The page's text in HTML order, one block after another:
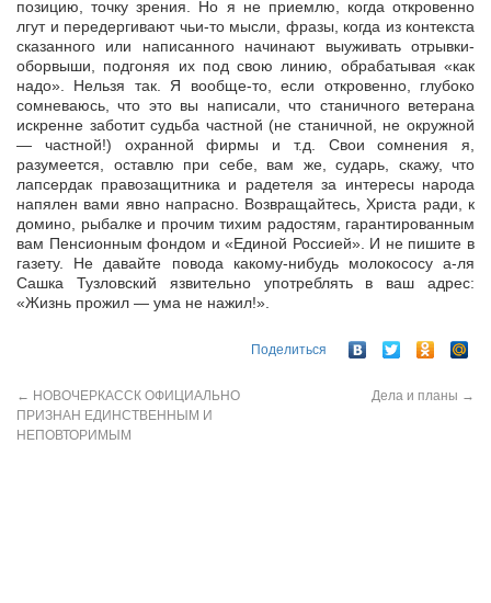
позицию, точку зрения. Но я не приемлю, когда откровенно
лгут и передергивают чьи-то мысли, фразы, когда из контекста
сказанного или написанного начинают выуживать отрывки-
оборвыши, подгоняя их под свою линию, обрабатывая «как
надо». Нельзя так. Я вообще-то, если откровенно, глубоко
сомневаюсь, что это вы написали, что станичного ветерана
искренне заботит судьба частной (не станичной, не окружной
— частной!) охранной фирмы и т.д. Свои сомнения я,
разумеется, оставлю при себе, вам же, сударь, скажу, что
лапсердак правозащитника и радетеля за интересы народа
напялен вами явно напрасно. Возвращайтесь, Христа ради, к
домино, рыбалке и прочим тихим радостям, гарантированным
вам Пенсионным фондом и «Единой Россией». И не пишите в
газету. Не давайте повода какому-нибудь молокососу а-ля
Сашка Тузловский язвительно употреблять в ваш адрес:
«Жизнь прожил — ума не нажил!».
Поделиться
← НОВОЧЕРКАССК ОФИЦИАЛЬНО
ПРИЗНАН ЕДИНСТВЕННЫМ И
НЕПОВТОРИМЫМ
Дела и планы →